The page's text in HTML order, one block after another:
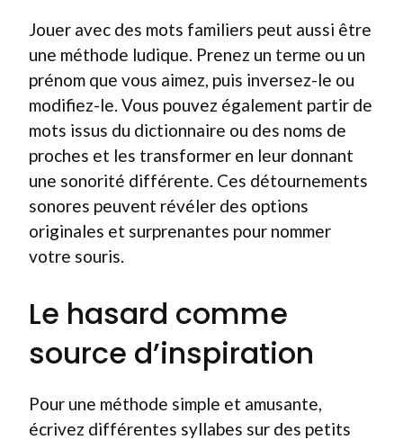
Jouer avec des mots familiers peut aussi être
une méthode ludique. Prenez un terme ou un
prénom que vous aimez, puis inversez-le ou
modifiez-le. Vous pouvez également partir de
mots issus du dictionnaire ou des noms de
proches et les transformer en leur donnant
une sonorité différente. Ces détournements
sonores peuvent révéler des options
originales et surprenantes pour nommer
votre souris.
Le hasard comme
source d’inspiration
Pour une méthode simple et amusante,
écrivez différentes syllabes sur des petits